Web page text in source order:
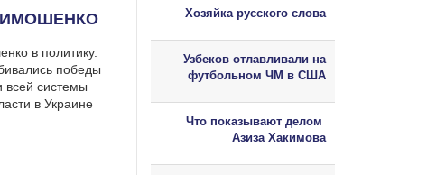
в политику.
победы
всей системы
в Украине
Хозяйка русского слова
Узбеков отлавливали на
футбольном ЧМ в США
Что показывают делом
Азиза Хакимова